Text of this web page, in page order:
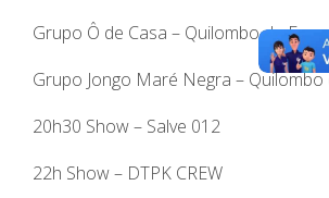
Grupo Ô de Casa – Quilombo da
Grupo Jongo Maré Negra –
20h30 Show – Salve 012
22h Show – DTPK CREW